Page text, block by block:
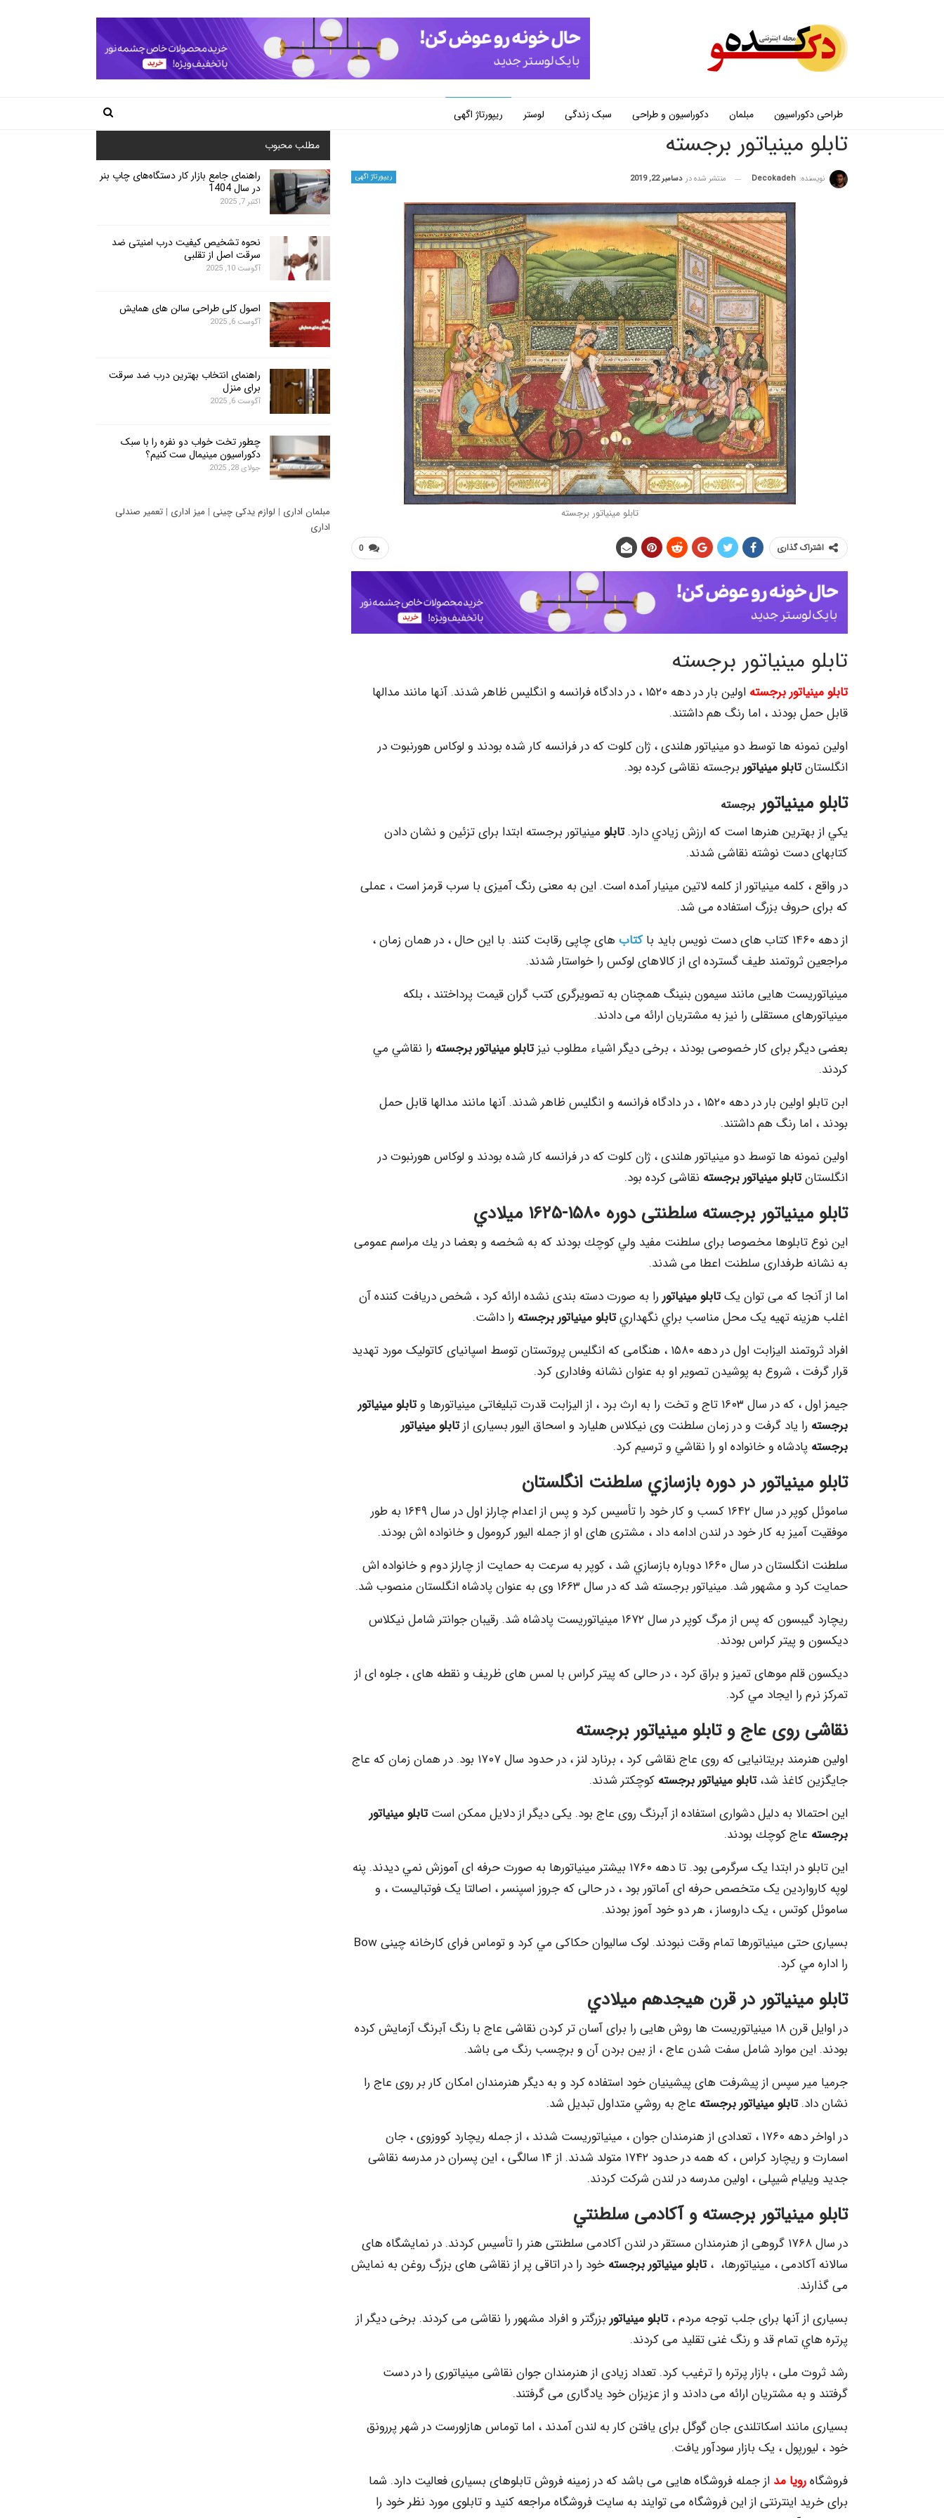
طراحی دکوراسیون مبلمان دکوراسیون و طراحی سبک زندگی لوستر ریپورتاژ اگهی
تابلو مینیاتور برجسته
ریپورتاژ اگهی نویسنده: Decokadeh منتشر شده در دسامبر 22, 2019
تابلو مینیاتور برجسته
0 اشتراک گذاری
تابلو مینیاتور برجسته
تابلو مینیاتور برجسته
اولین بار در دهه ۱۵۲۰ ، در دادگاه فرانسه و انگلیس ظاهر شدند. آنها مانند مدالها
قابل حمل بودند ، اما رنگ هم داشتند.
اولین نمونه ها توسط دو مینیاتور هلندی ، ژان کلوت که در فرانسه کار شده بودند و لوکاس هورنبوت در
انگلستانتابلو مینیاتور برجسته نقاشی كرده بود.
تابلو مینیاتور برجسته
يكي از بهترين هنرها است كه ارزش زيادي دارد.تابلو مینیاتور برجسته ابتدا برای تزئین و نشان دادن
کتابهای دست نوشته نقاشی شدند.
در واقع ، کلمه مینیاتور از کلمه لاتین مينيار آمده است. این به معنی رنگ آمیزی با سرب قرمز است ، عملی
که برای حروف بزرگ استفاده می شد.
از دهه ۱۴۶۰ کتاب های دست نویس باید با
کتاب های چاپی رقابت کنند. با این حال ، در همان زمان ،
مراجعین ثروتمند طیف گسترده ای از کالاهای لوکس را خواستار شدند.
مینیاتوریست هایی مانند سیمون بنینگ همچنان به تصویرگری کتب گران قیمت پرداختند ، بلکه
مینیاتورهای مستقلی را نیز به مشتریان ارائه می دادند.
بعضی دیگر برای كار خصوصی بودند ، برخی دیگر اشیاء مطلوب نيزتابلو مینیاتور برجسته را نقاشي مي
كردند.
ابن تابلو اولین بار در دهه ۱۵۲۰ ، در دادگاه فرانسه و انگلیس ظاهر شدند. آنها مانند مدالها قابل حمل
بودند ، اما رنگ هم داشتند.
اولین نمونه ها توسط دو مینیاتور هلندی ، ژان کلوت که در فرانسه کار شده بودند و لوکاس هورنبوت در
انگلستانتابلو مینیاتور برجسته نقاشی كرده بود.
تابلو مینیاتور برجسته سلطنتی دوره ۱۵۸۰-۱۶۲۵ ميلادي
این نوع تابلوها مخصوصا برای سلطنت مفید ولي كوچك بودند كه به شخصه و بعضا در یك مراسم عمومی
به نشانه طرفداری سلطنت اعطا می شدند.
اما از آنجا که می توان یکتابلو مینیاتور را به صورت دسته بندی نشده ارائه کرد ، شخص دریافت کننده آن
اغلب هزینه تهیه یک محل مناسب براي نگهداريتابلو مینیاتور برجسته را داشت.
افراد ثروتمند الیزابت اول در دهه ۱۵۸۰ ، هنگامی که انگلیس پروتستان توسط اسپانیای کاتولیک مورد تهدید
قرار گرفت ، شروع به پوشیدن تصویر او به عنوان نشانه وفاداری کرد.
جیمز اول ، که در سال ۱۶۰۳ تاج و تخت را به ارث برد ، از الیزابت قدرت تبلیغاتی مینیاتورها و
تابلو مینیاتور
برجسته را یاد گرفت و در زمان سلطنت وی نیکلاس هلیارد و اسحاق الیور بسیاری ازتابلو مینیاتور
برجسته پادشاه و خانواده او را نقاشي و ترسيم كرد.
تابلو مینیاتور در دوره بازسازي سلطنت انگلستان
ساموئل کوپر در سال ۱۶۴۲ كسب و كار خود را تأسیس کرد و پس از اعدام چارلز اول در سال ۱۶۴۹ به طور
موفقیت آمیز به کار خود در لندن ادامه داد ، مشتری های او از جمله الیور کرومول و خانواده اش بودند.
سلطنت انگلستان در سال ۱۶۶۰ دوباره بازسازي شد ، کوپر به سرعت به حمایت از چارلز دوم و خانواده اش
حمايت كرد و مشهور شد. مینیاتور برجسته شد که در سال ۱۶۶۳ وی به عنوان پادشاه انگلستان منصوب شد.
ریچارد گیبسون که پس از مرگ کوپر در سال ۱۶۷۲ مینیاتوریست پادشاه شد. رقیبان جوانتر شامل نیکلاس
دیکسون و پیتر کراس بودند.
دیکسون قلم موهای تميز و براق كرد ، در حالی که پیتر کراس با لمس های ظریف و نقطه های ، جلوه ای از
تمرکز نرم را ایجاد مي كرد.
نقاشی روی عاج و تابلو مینیاتور برجسته
اولین هنرمند بریتانیایی که روی عاج نقاشی کرد ، برنارد لنز ، در حدود سال ۱۷۰۷ بود. در همان زمان که عاج
جایگزین كاغذ شد،تابلو مینیاتور برجسته کوچکتر شدند.
این احتمالا به دلیل دشواری استفاده از آبرنگ روی عاج بود. یکی دیگر از دلایل ممکن استتابلو مینیاتور
برجسته عاج كوچك بودند.
این تابلو در ابتدا یک سرگرمی بود. تا دهه ۱۷۶۰ بیشتر مینیاتورها به صورت حرفه ای آموزش نمي ديدند. پنه
لوپه کارواردین یک متخصص حرفه ای آماتور بود ، در حالی که جروز اسپنسر ، اصالتا یک فوتبالیست ، و
ساموئل کوتس ، یک داروساز ، هر دو خود آموز بودند.
بسیاری حتی مینیاتورها تمام وقت نبودند. لوک سالیوان حکاکی مي كرد و توماس فرای کارخانه چینی Bow
را اداره مي كرد.
تابلو مینیاتور در قرن هيجدهم ميلادي
در اوایل قرن ۱۸ مینیاتوریست ها روش هایی را برای آسان تر کردن نقاشی عاج با رنگ آبرنگ آزمایش کرده
بودند. این موارد شامل سفت شدن عاج ، از بین بردن آن و برچسب رنگ می باشد.
جرمیا میر سپس از پیشرفت های پیشینیان خود استفاده کرد و به دیگر هنرمندان امکان کار بر روی عاج را
نشان داد.تابلو مینیاتور برجسته عاج به روشي متداول تبديل شد.
در اواخر دهه ۱۷۶۰ ، تعدادی از هنرمندان جوان ، مینیاتوریست شدند ، از جمله ریچارد کووزوی ، جان
اسمارت و ریچارد کراس ، که همه در حدود ۱۷۴۲ متولد شدند. از ۱۴ سالگی ، این پسران در مدرسه نقاشی
جدید ویلیام شیپلی ، اولین مدرسه در لندن شرکت کردند.
تابلو مینیاتور برجسته و آکادمی سلطنتي
در سال ۱۷۶۸ گروهی از هنرمندان مستقر در لندن آکادمی سلطنتی هنر را تأسیس کردند. در نمایشگاه های
سالانه آکادمی ، مینیاتورها، ،تابلو مینیاتور برجسته خود را در اتاقی پر از نقاشی های بزرگ روغن به نمایش
می گذارند.
بسیاری از آنها برای جلب توجه مردم ،تابلو مینیاتور بزرگتر و افراد مشهور را نقاشی می کردند. برخی دیگر از
پرتره هاي تمام قد و رنگ غنی تقلید می كردند.
رشد ثروت ملی ، بازار پرتره را ترغیب کرد. تعداد زیادی از هنرمندان جوان نقاشی مینیاتوری را در دست
گرفتند و به مشتریان ارائه می دادند و از عزیزان خود یادگاری می گرفتند.
بسیاری مانند اسکاتلندی جان گوگل برای یافتن کار به لندن آمدند ، اما توماس هازلورست در شهر پررونق
خود ، لیورپول ، یک بازار سودآور یافت.
فروشگاهرویا مد از جمله فروشگاه هایی می باشد که در زمینه فروش تابلوهای بسیاری فعالیت دارد. شما
برای خرید اینترنتی از این فروشگاه می توایند به سایت فروشگاه مراجعه کنید و تابلوی مورد نظر خود را
مطلب محبوب
راهنمای جامع بازار کار دستگاه‌های چاپ بنر
در سال 1404
اکتبر 7, 2025
نحوه تشخیص کیفیت درب امنیتی ضد
سرقت اصل از تقلبی
آگوست 10, 2025
اصول کلی طراحی سالن های همایش
آگوست 6, 2025
راهنمای انتخاب بهترین درب ضد سرقت
برای منزل
آگوست 6, 2025
چطور تخت خواب دو نفره را با سبک
دکوراسیون مینیمال ست کنیم؟
جولای 28, 2025
مبلمان اداری | لوازم یدکی چینی | میز اداری | تعمیر صندلی
اداری